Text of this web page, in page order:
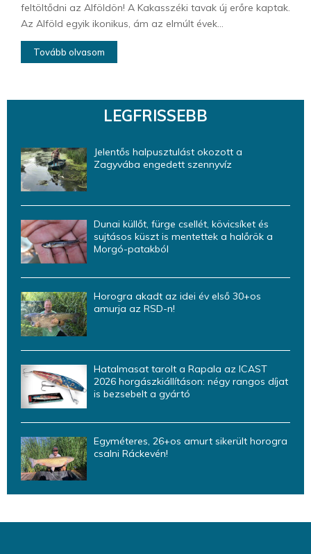
feltöltődni az Alföldön! A Kakasszéki tavak új erőre kaptak.
Az Alföld egyik ikonikus, ám az elmúlt évek...
Tovább olvasom
LEGFRISSEBB
Jelentős halpusztulást okozott a
Zagyvába engedett szennyvíz
Dunai küllőt, fürge csellét, kövicsíket és
sujtásos küszt is mentettek a halőrök a
Morgó-patakból
Horogra akadt az idei év első 30+os
amurja az RSD-n!
Hatalmasat tarolt a Rapala az ICAST
2026 horgászkiállításon: négy rangos díjat
is bezsebelt a gyártó
Egyméteres, 26+os amurt sikerült horogra
csalni Ráckevén!